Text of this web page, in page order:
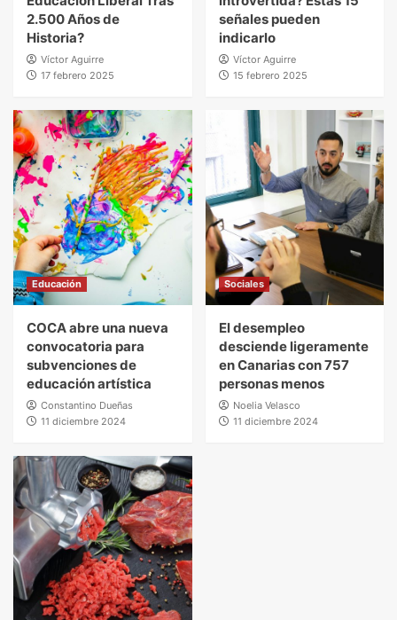
2
¿Eres una persona introvertida? Estas 15
señales pueden indicarlo
3
Educación
COCA abre una nueva convocatoria para
subvenciones de educación artística
4
Sociales
El desempleo desciende ligeramente en
Canarias con 757 personas menos
5
Sociales
Descubre las mejores picadoras de carne
eléctricas para tus hamburguesas caseras
2.500 Años de
Historia?
Víctor Aguirre
17 febrero 2025
señales pueden
indicarlo
Víctor Aguirre
15 febrero 2025
Educación
COCA abre una nueva
convocatoria para
subvenciones de
educación artística
Constantino Dueñas
11 diciembre 2024
Sociales
El desempleo
desciende ligeramente
en Canarias con 757
personas menos
Noelia Velasco
11 diciembre 2024